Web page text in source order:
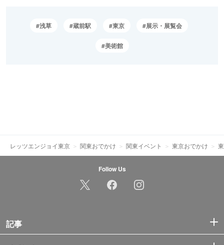
浅草 蔵前駅 東京 展示・展覧会
美術館
レッツエンジョイ東京 関東おでかけ 関東イベント 東京おでかけ
Follow Us
記事